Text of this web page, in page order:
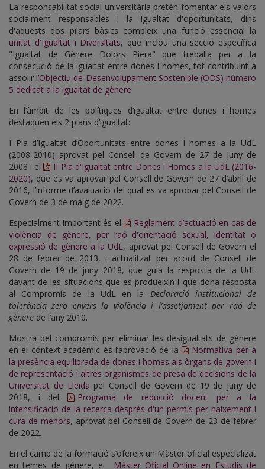
La responsabilitat social universitària pretén fomentar els valors
socialment responsables i la igualtat d'oportunitats, dins
d'aquests dos pilars bàsics compleix una funció essencial la
unitat d'Igualtat i Diversitats, que inclou una secció específica
"Igualtat de Gènere Dolors Piera" que treballa per a la
consecució de la igualtat entre dones i homes, tot contribuint a
assolir l’Objectiu de Desenvolupament Sostenible (ODS) número
5 dedicat a la igualtat de gènere.
En l’àmbit de les polítiques d’igualtat entre dones i homes
destaquen els 2 plans d’igualtat:
I Pla d’Igualtat d’Oportunitats entre dones i homes a la UdL
(2008-2010) aprovat pel Consell de Govern de 27 de juny de
2008 i el
II Pla d'Igualtat entre Dones i Homes a la UdL (2016-
2020), que es va aprovar pel Consell de Govern de 27 d’abril de
2016, l’informe d’avaluació del qual es va aprobar pel Consell de
Govern de 3 de maig de 2022.
Especialment important és el
Reglament d’actuació en cas de
violència de gènere, per raó d'orientació sexual, identitat o
expressió de gènere a la UdL , aprovat pel Consell de Govern el
28 de febrer de 2013, i actualitzat per acord de Consell de
Govern de 19 de juny 2018, que guia la resposta de la UdL
davant de les situacions que es produeixin i que dona resposta
al Compromís de la UdL en la Declaració institucional de
tolerància zero envers la violència i l’assetjament per raó de
gènere de l’any 2010.
Mostra del compromís per eliminar les desigualtats de gènere
en el context acadèmic és l’aprovació de la
Normativa per a
la presència equilibrada de dones i homes als òrgans de govern i
de representació i altres organismes de presa de decisions de la
Universitat de Lleida pel Consell de Govern de 19 de juny de
2018, i del
Programa de reducció docent per a la
intensificació de la recerca després d'un permís per naixement i
cura de menors, aprovat pel Consell de Govern de 23 de febrer
de 2022.
En el camp de la formació s’ofereix un Màster oficial especializat
en temes de gènere, el
Màster Oficial Online en Estudis de